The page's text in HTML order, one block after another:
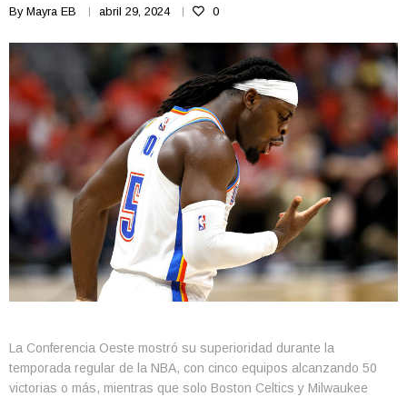
By Mayra EB abril 29, 2024 0
La Conferencia Oeste mostró su superioridad durante la
temporada regular de la NBA, con cinco equipos alcanzando 50
victorias o más, mientras que solo Boston Celtics y Milwaukee